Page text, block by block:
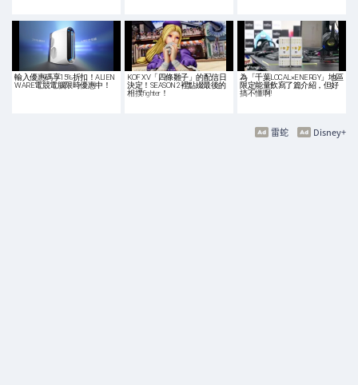
輸入優惠碼享15%折扣！ALIEN
WARE電競電腦限時優惠中！
KOF XV「四條雛子」的配信日
決定！SEASON 2裡點綴最後的
相撲fighter！
為「千葉LOCAL×ENERGY」地區
限定能量飲寫了篇介紹，但好
搞不懂啊!
Disney+
雷蛇